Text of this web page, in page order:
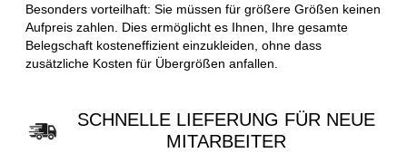
Besonders vorteilhaft: Sie müssen für größere Größen keinen
Aufpreis zahlen. Dies ermöglicht es Ihnen, Ihre gesamte
Belegschaft kosteneffizient einzukleiden, ohne dass
zusätzliche Kosten für Übergrößen anfallen.
SCHNELLE LIEFERUNG FÜR NEUE
MITARBEITER